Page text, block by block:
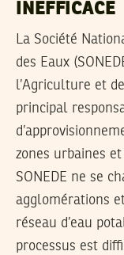
INEFFICACE
La Société
des Eaux
l’Agriculture et
principal
zones urbaines
SONEDE ne se
agglomérations
réseau d’eau
processus est